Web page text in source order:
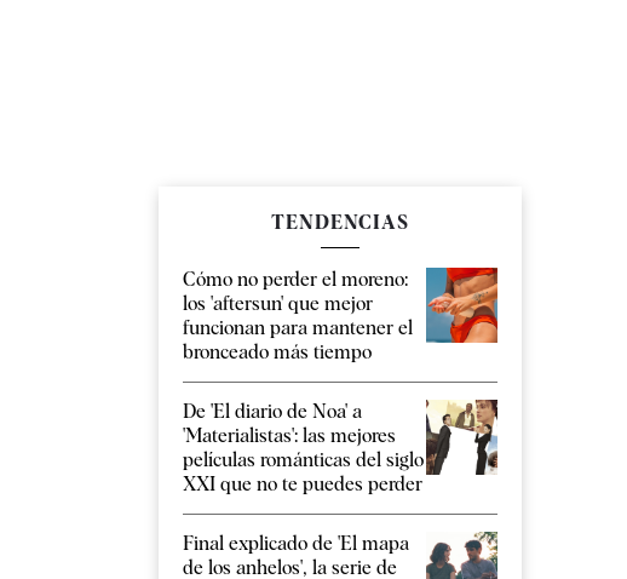
TENDENCIAS
Cómo no perder el moreno:
los 'aftersun' que mejor
funcionan para mantener el
bronceado más tiempo
De 'El diario de Noa' a
'Materialistas': las mejores
películas románticas del siglo
XXI que no te puedes perder
Final explicado de 'El mapa
de los anhelos', la serie de